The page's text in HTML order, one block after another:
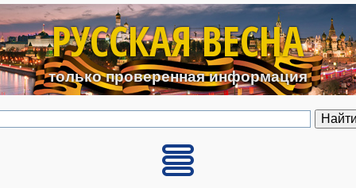
Перейти к основному
РУССКАЯ ВЕСНА
только проверенная информация